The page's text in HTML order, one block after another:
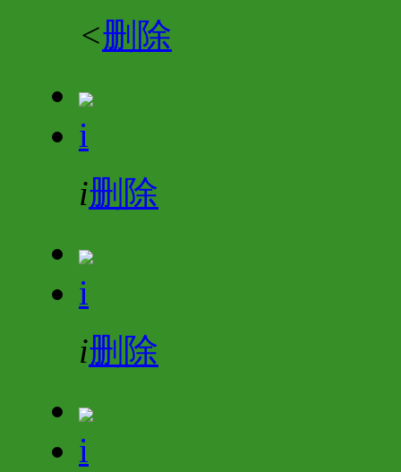
<删除
i
i删除
i
i删除
i